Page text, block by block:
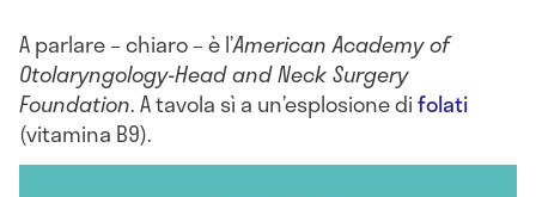
A parlare – chiaro – è l’American Academy of
Otolaryngology-Head and Neck Surgery
Foundation. A tavola sì a un’esplosione difolati
(vitamina B9).